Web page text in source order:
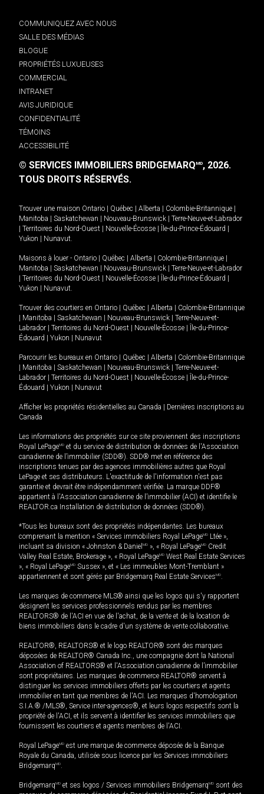
COMMUNIQUEZ AVEC NOUS
SALLE DES MÉDIAS
BLOGUE
PROPRIÉTÉS LUXUEUSES
COMMERCIAL
INTRANET
AVIS JURIDIQUE
CONFIDENTIALITÉ
TÉMOINS
ACCESSIBILITÉ
© SERVICES IMMOBILIERS BRIDGEMARQMD, 2026.
TOUS DROITS RÉSERVÉS.
Trouver une maison Ontario Québec Alberta Colombie-Britannique
Manitoba
Saskatchewan Nouveau-Brunswick
Terre-Neuve-et-Labrador
Territoires du Nord-Ouest Nouvelle-Écosse Île-du-Prince-Édouard
Yukon
Nunavut.
Maisons à louer - Ontario Québec Alberta Colombie-Britannique
Manitoba
Saskatchewan Nouveau-Brunswick
Terre-Neuve-et-Labrador
Territoires du Nord-Ouest Nouvelle-Écosse Île-du-Prince-Édouard
Yukon
Nunavut.
Trouver des courtiers en Ontario Québec Alberta
Colombie-Britannique
Manitoba Saskatchewan Nouveau-Brunswick
Terre-Neuve-et-
Labrador
Territoires du Nord-Ouest Nouvelle-Écosse
Île-du-Prince-
Édouard
Yukon Nunavut
Parcourir les bureaux en Ontario Québec Alberta
Colombie-Britannique
Manitoba Saskatchewan Nouveau-Brunswick
Terre-Neuve-et-
Labrador
Territoires du Nord-Ouest Nouvelle-Écosse
Île-du-Prince-
Édouard
Yukon Nunavut
Afficher les propriétés résidentielles au Canada
Dernières inscriptions au
Canada
Les informations des propriétés sur ce site proviennent des inscriptions
Royal LePageMD et du service de distribution de données de l'Association
canadienne de l’immobilier (SDD®). SDD® met en référence des
inscriptions tenues par des agences immobilières autres que Royal
LePage et ses distributeurs. L'exactitude de l'information n'est pas
garantie et devrait être indépendamment vérifiée. La marque DDF®
appartient à l'Association canadienne de l’immobilier (ACI) et identifie le
REALTOR.ca Installation de distribution de données (SDD®).
*Tous les bureaux sont des propriétés indépendantes. Les bureaux
comprenant la mention « Services immobiliers Royal LePageMD Ltée »,
incluant sa division « Johnston & Daniel MD », « Royal LePageMD Credit
Valley Real Estate, Brokerage », « Royal LePageMD West Real Estate Services
», « Royal LePageMD Sussex », et « Les immeubles Mont-Tremblant »
appartiennent et sont gérés par Bridgemarq Real Estate ServicesMD.
Les marques de commerce MLS® ainsi que les logos qui s'y rapportent
désignent les services professionnels rendus par les membres
REALTORS® de l'ACI en vue de l'achat, de la vente et de la location de
biens immobiliers dans le cadre d'un système de vente collaborative.
REALTOR®, REALTORS® et le logo REALTOR® sont des marques
déposées de REALTOR® Canada Inc., une compagnie dont la National
Association of REALTORS® et l'Association canadienne de l’immobilier
sont propriétaires. Les marques de commerce REALTOR® servent à
distinguer les services immobiliers offerts par les courtiers et agents
immobilier en tant que membres de l'ACI. Les marques d'homologation
S.I.A.® /MLS®, Service inter-agences®, et leurs logos respectifs sont la
propriété de l'ACI, et ils servent à identifier les services immobiliers que
fournissent les courtiers et agents membres de l'ACI.
Royal LePageMD est une marque de commerce déposée de la Banque
Royale du Canada, utilisée sous licence par les Services immobiliers
BridgemarqMD.
BridgemarqMD et ses logos / Services immobiliers BridgemarqMD sont des